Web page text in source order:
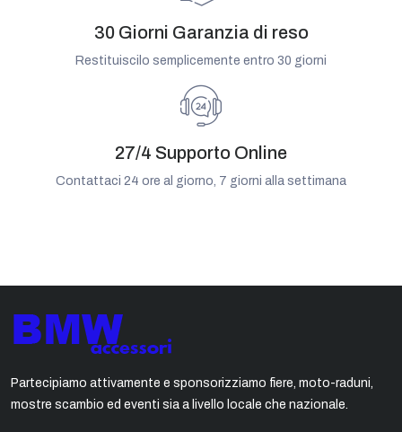
30 Giorni Garanzia di reso
Restituiscilo semplicemente entro 30 giorni
27/4 Supporto Online
Contattaci 24 ore al giorno, 7 giorni alla settimana
Partecipiamo attivamente e sponsorizziamo fiere, moto-raduni,
mostre scambio ed eventi sia a livello locale che nazionale.